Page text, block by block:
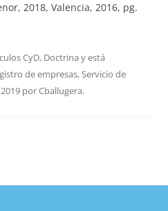
2018, Valencia, 2016, pg.
CyD, Doctrina y está
de empresas,Servicio de
porCballugera.